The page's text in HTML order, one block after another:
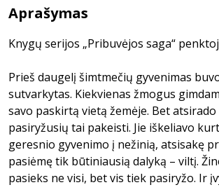
Aprašymas
Knygų serijos „Pribuvėjos saga“
Prieš daugelį šimtmečių gyvenimas
sutvarkytas. Kiekvienas žmogus
savo paskirtą vietą žemėje. Bet
pasiryžusių tai pakeisti. Jie iškeliavo
geresnio gyvenimo į nežinią, atsisakę
pasiėmę tik būtiniausią dalyką – viltį.
pasieks ne visi, bet vis tiek pasiryžo. Ir